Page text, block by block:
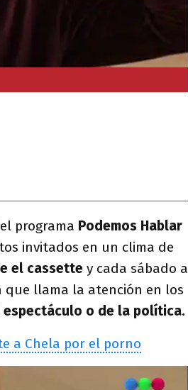
programa Podemos Hablar
invitados en un clima de
el cassette y cada sábado a
que llama la atención en los
o de la política.
a Chela por el porno